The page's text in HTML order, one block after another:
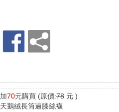
加70元購買 (原價:78元 )
天鵝絨長筒過膝絲襪